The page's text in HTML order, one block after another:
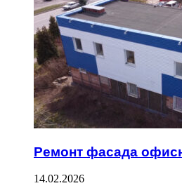
Ремонт фасада
14.02.2026